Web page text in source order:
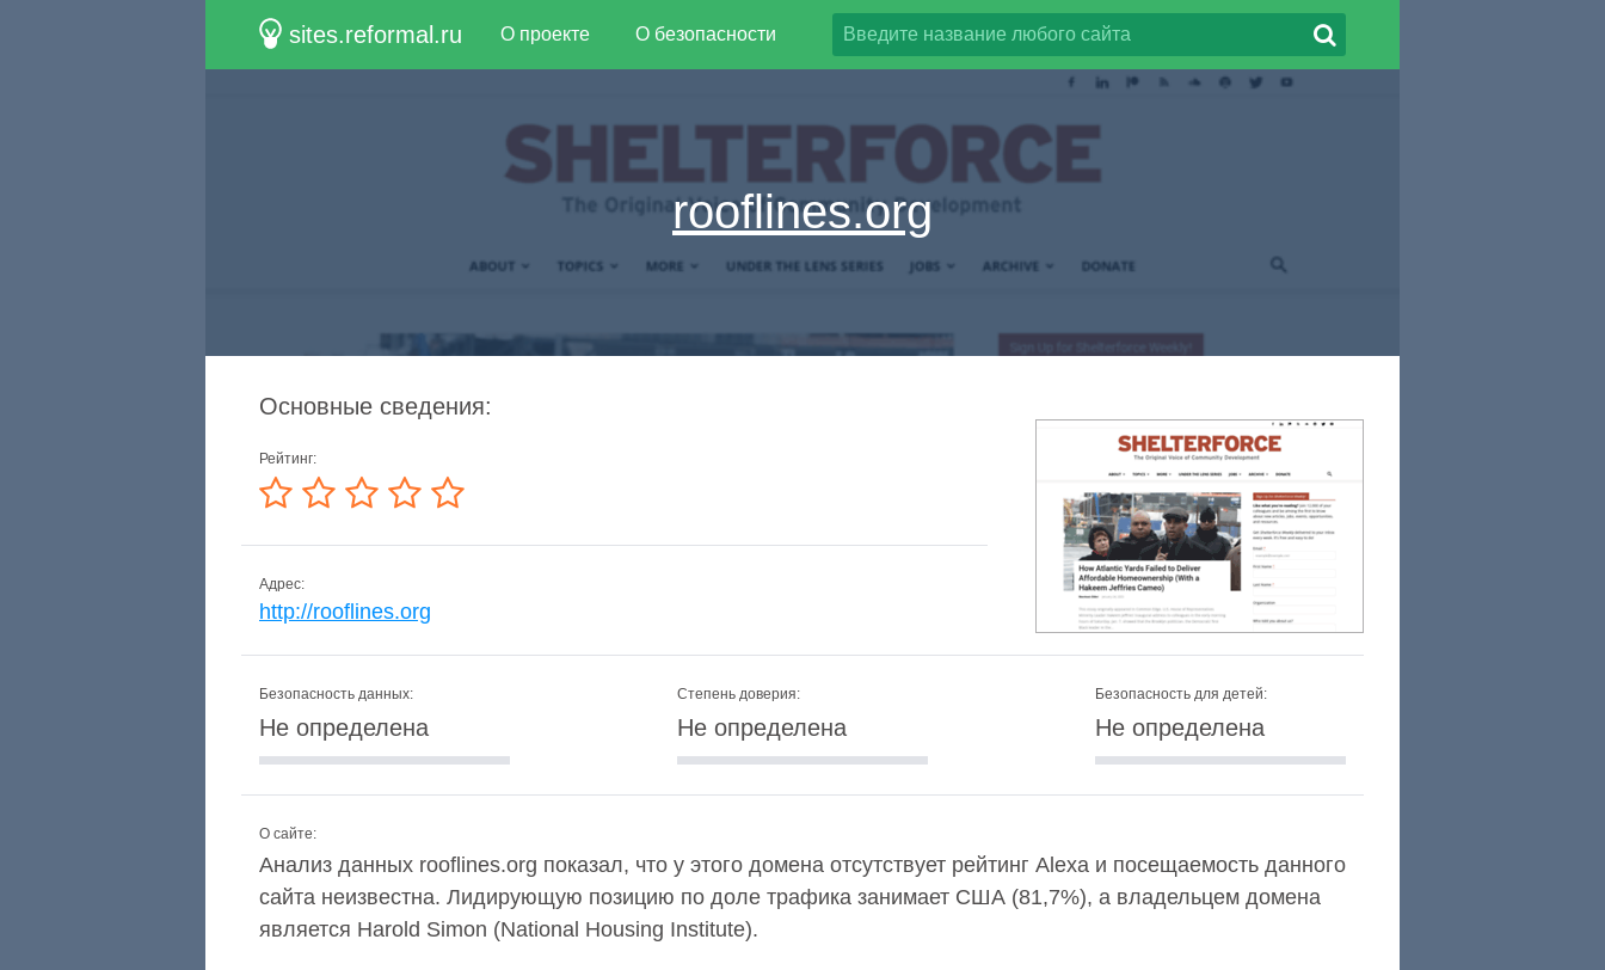
sites.reformal.ru О проекте О безопасности
rooflines.org
Основные сведения:
Рейтинг:
Адрес:
http://rooflines.org
Безопасность данных:
Не определена
Степень доверия:
Не определена
Безопасность для детей:
Не определена
О сайте:
Анализ данных rooflines.org показал, что у этого домена отсутствует рейтинг Alexa и посещаемость данного
сайта неизвестна. Лидирующую позицию по доле трафика занимает США (81,7%), а владельцем домена
является Harold Simon (National Housing Institute).